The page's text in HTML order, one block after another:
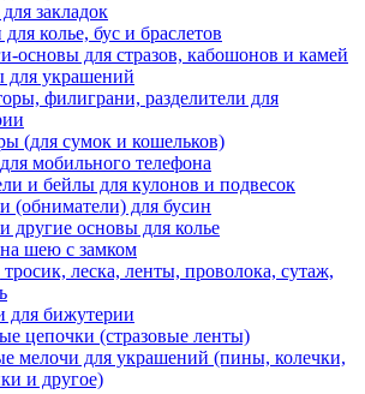
закладок
колье, бус и браслетов
основы для стразов, кабошонов и камей
украшений
филиграни, разделители для
(для сумок и кошельков)
мобильного телефона
и бейлы для кулонов и подвесок
(обниматели) для бусин
другие основы для колье
шею с замком
леска, ленты, проволока, сутаж,
для бижутерии
цепочки (стразовые ленты)
мелочи для украшений (пины, колечки,
и другое)